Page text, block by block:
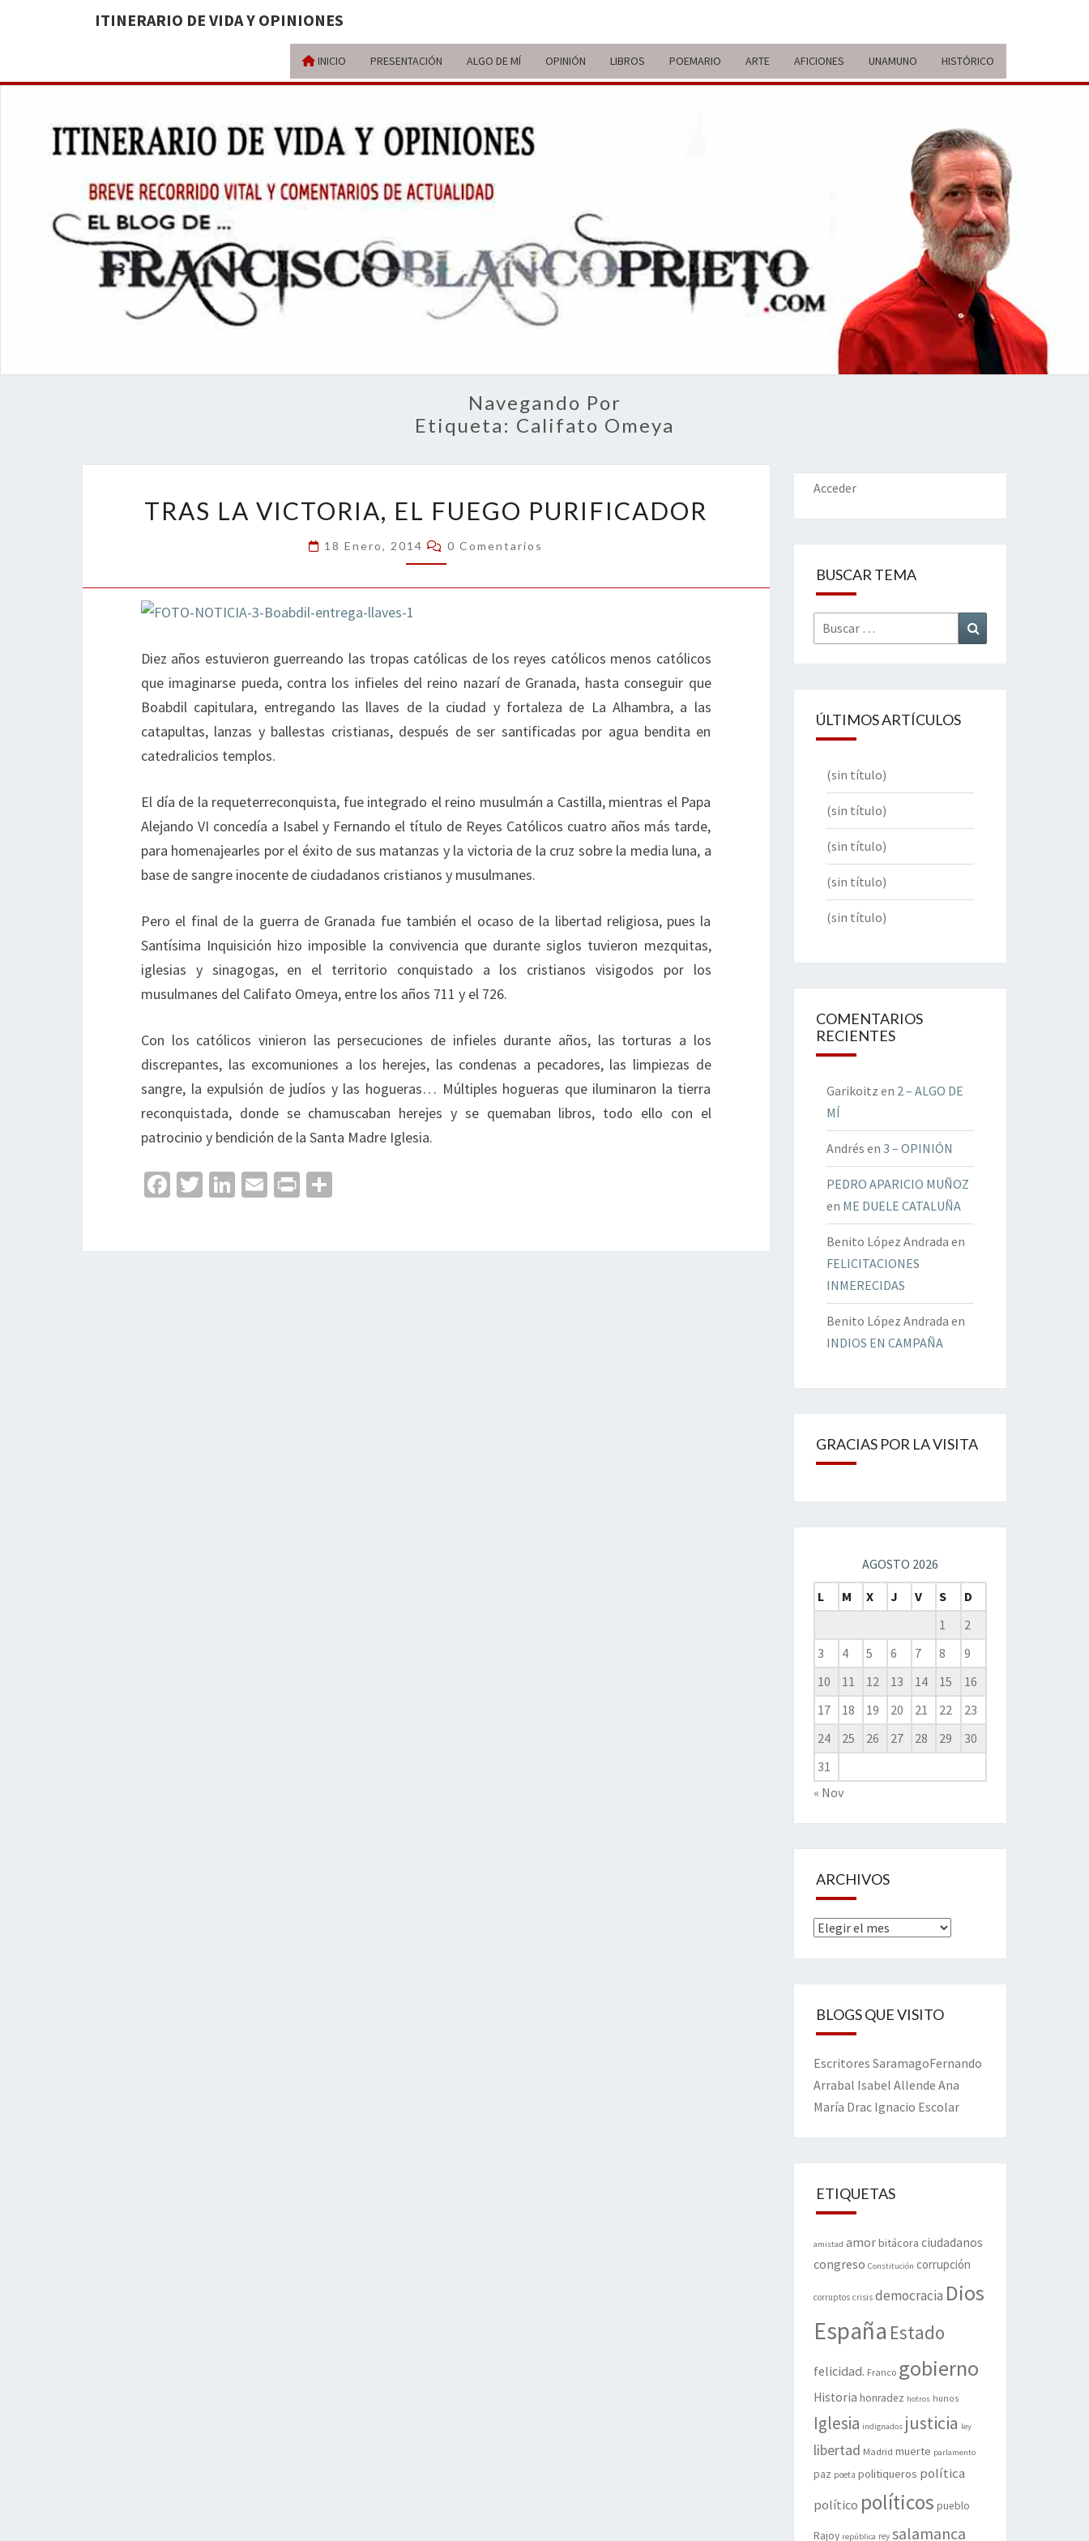
ITINERARIO DE VIDA Y OPINIONES
INICIO PRESENTACIÓN ALGO DE MÍ OPINIÓN LIBROS POEMARIO ARTE AFICIONES UNAMUNO HISTÓRICO
ITINERARIO
DE VIDA Y
OPINIONES
BREVE
RECORRIDO
VITAL Y
COMENTARIOS
ACTUALIDAD
Navegando Por
Etiqueta: Califato Omeya
LA
VICTORIA,
EL
FUEGO
TRAS LA VICTORIA, EL FUEGO PURIFICADOR
18 Enero, 2014 Comentarios
0 Comentarios
Diez años estuvieron guerreando las tropas católicas de los reyes católicos menos católicos
que imaginarse pueda, contra los infieles del reino nazarí de Granada, hasta conseguir que
Boabdil capitulara, entregando las llaves de la ciudad y fortaleza de La Alhambra, a las
catapultas, lanzas y ballestas cristianas, después de ser santificadas por agua bendita en
catedralicios templos.
El día de la requeterreconquista, fue integrado el reino musulmán a Castilla, mientras el Papa
Alejando VI concedía a Isabel y Fernando el título de Reyes Católicos cuatro años más tarde,
para homenajearles por el éxito de sus matanzas y la victoria de la cruz sobre la media luna, a
base de sangre inocente de ciudadanos cristianos y musulmanes.
Pero el final de la guerra de Granada fue también el ocaso de la libertad religiosa, pues la
Santísima Inquisición hizo imposible la convivencia que durante siglos tuvieron mezquitas,
iglesias y sinagogas, en el territorio conquistado a los cristianos visigodos por los
musulmanes del Califato Omeya, entre los años 711 y el 726.
Con los católicos vinieron las persecuciones de infieles durante años, las torturas a los
discrepantes, las excomuniones a los herejes, las condenas a pecadores, las limpiezas de
sangre, la expulsión de judíos y las hogueras… Múltiples hogueras que iluminaron la tierra
reconquistada, donde se chamuscaban herejes y se quemaban libros, todo ello con el
patrocinio y bendición de la Santa Madre Iglesia.
Fa T
Li
E
Pr
Acceder
BUSCAR TEMA
Buscar
por:
ÚLTIMOS ARTÍCULOS
(sin título)
(sin título)
(sin título)
(sin título)
(sin título)
COMENTARIOS
RECIENTES
Garikoitz en 2 – ALGO DE
MÍ
Andrés en 3 – OPINIÓN
PEDRO APARICIO MUÑOZ
en ME DUELE CATALUÑA
Benito López Andrada en
FELICITACIONES
INMERECIDAS
Benito López Andrada en
INDIOS EN CAMPAÑA
GRACIAS POR LA VISITA
AGOSTO 2026
L
M X J V S
D
1
2
3
4 5 6 7 8
9
10
11 12 13 14 15
16
17
18 19 20 21 22
23
24
25 26 27 28 29
30
31
« Nov
ARCHIVOS
Archivos
BLOGS QUE VISITO
Escritores SaramagoFernando
Arrabal Isabel Allende Ana
María Drac Ignacio Escolar
ETIQUETAS
amistad amorbitácora ciudadanos
congreso Constitución corrupción
corruptos crisis democracia Dios
España Estado
felicidad. Franco gobierno
Historia honradez hotros hunos
Iglesia indignados justicia ley
libertad Madrid muerte parlamento
paz poeta politiqueros política
político políticos pueblo
Rajoy república rey salamanca